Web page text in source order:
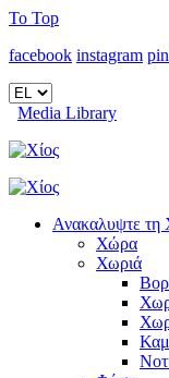
To Top
facebook instagram
Media Library
Ανακαλυψτε τη
Χώρα
Χωριά